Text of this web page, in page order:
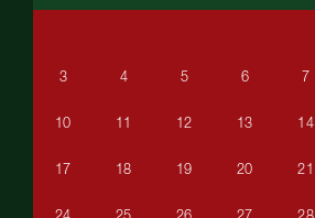
3 4 5 6 7
10 11 12 13 14
17 18 19 20 21